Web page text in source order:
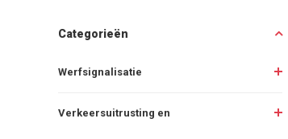
Categorieën
Werfsignalisatie
Verkeersuitrusting en